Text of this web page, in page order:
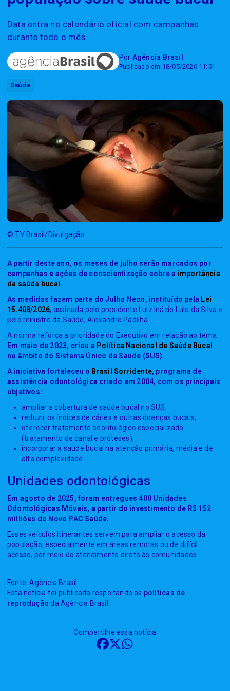
Data entra no calendário oficial com campanhas
durante todo o mês
Por Agência Brasil
Publicado em 18/05/2026 11:51
Saúde
© TV Brasil/Divulgação
A partir deste ano, os meses de julho serão marcados por
campanhas e ações de conscientização sobre a importância
da saúde bucal .
As medidas fazem parte do Julho Neon, instituído pela Lei
15.408/2026, assinada pelo presidente Luiz Inácio Lula da Silva e
pelo ministro da Saúde, Alexandre Padilha.
A norma reforça a prioridade do Executivo em relação ao tema.
Em maio de 2023, criou a Política Nacional de Saúde Bucal
no âmbito do Sistema Único de Saúde (SUS).
A iniciativa fortaleceu o Brasil Sorridente, programa de
assistência odontológica criado em 2004, com os principais
objetivos:
ampliar a cobertura de saúde bucal no SUS;
reduzir os índices de cáries e outras doenças bucais;
oferecer tratamento odontológico especializado
(tratamento de canal e próteses);
incorporar a saúde bucal na atenção primária, média e de
alta complexidade.
Unidades odontológicas
Em agosto de 2025, foram entregues 400 Unidades
Odontológicas Móveis, a partir do investimento de R$ 152
milhões do Novo PAC Saúde.
Esses veículos itinerantes servem para ampliar o acesso da
população, especialmente em áreas remotas ou de difícil
acesso, por meio do atendimento direto às comunidades.
Fonte: Agência Brasil
Esta notícia foi publicada respeitando as políticas de
reprodução da Agência Brasil.
Compartilhe essa notícia